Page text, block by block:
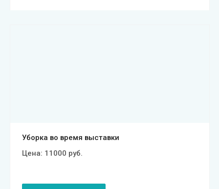
Уборка во время выставки
Цена: 11000 руб.